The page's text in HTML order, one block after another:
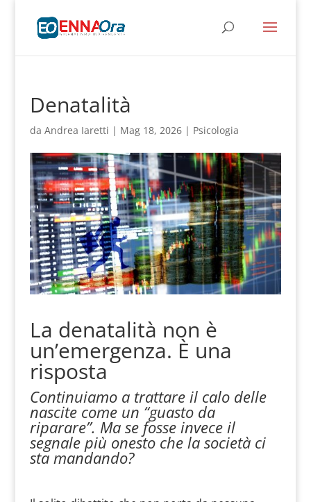
Denatalità
da Andrea Iaretti | Mag 18, 2026| Psicologia
La denatalità non è
un’emergenza. È una
risposta
Continuiamo a trattare il calo delle
nascite come un “guasto da
riparare”. Ma se fosse invece il
segnale più onesto che la società ci
sta mandando?